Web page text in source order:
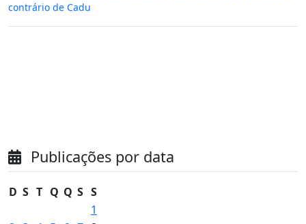
contrário de Cadu
Publicações por data
D S T Q Q S S
1